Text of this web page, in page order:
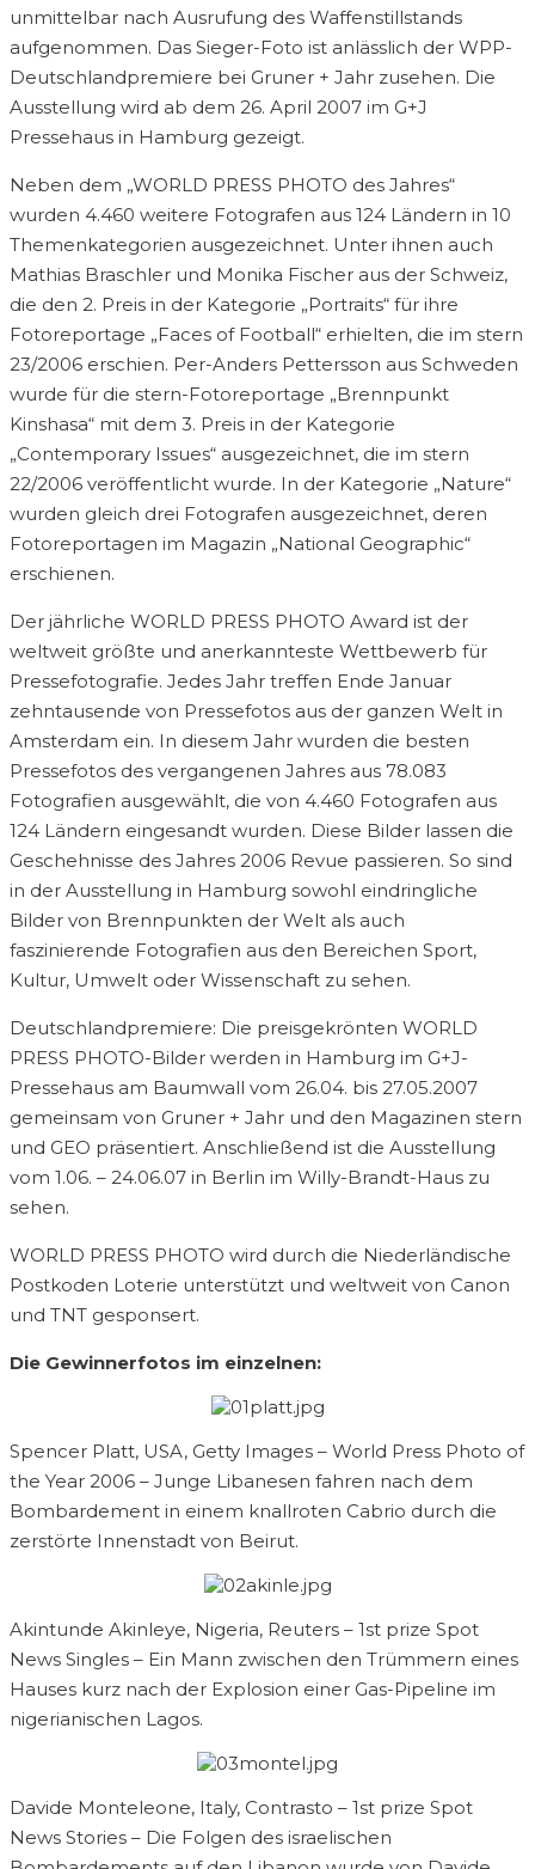
unmittelbar nach Ausrufung des Waffenstillstands
aufgenommen. Das Sieger-Foto ist anlässlich der WPP-
Deutschlandpremiere bei Gruner + Jahr zusehen. Die
Ausstellung wird ab dem 26. April 2007 im G+J
Pressehaus in Hamburg gezeigt.
Neben dem „WORLD PRESS PHOTO des Jahres“
wurden 4.460 weitere Fotografen aus 124 Ländern in 10
Themenkategorien ausgezeichnet. Unter ihnen auch
Mathias Braschler und Monika Fischer aus der Schweiz,
die den 2. Preis in der Kategorie „Portraits“ für ihre
Fotoreportage „Faces of Football“ erhielten, die im stern
23/2006 erschien. Per-Anders Pettersson aus Schweden
wurde für die stern-Fotoreportage „Brennpunkt
Kinshasa“ mit dem 3. Preis in der Kategorie
„Contemporary Issues“ ausgezeichnet, die im stern
22/2006 veröffentlicht wurde. In der Kategorie „Nature“
wurden gleich drei Fotografen ausgezeichnet, deren
Fotoreportagen im Magazin „National Geographic“
erschienen.
Der jährliche WORLD PRESS PHOTO Award ist der
weltweit größte und anerkannteste Wettbewerb für
Pressefotografie. Jedes Jahr treffen Ende Januar
zehntausende von Pressefotos aus der ganzen Welt in
Amsterdam ein. In diesem Jahr wurden die besten
Pressefotos des vergangenen Jahres aus 78.083
Fotografien ausgewählt, die von 4.460 Fotografen aus
124 Ländern eingesandt wurden. Diese Bilder lassen die
Geschehnisse des Jahres 2006 Revue passieren. So sind
in der Ausstellung in Hamburg sowohl eindringliche
Bilder von Brennpunkten der Welt als auch
faszinierende Fotografien aus den Bereichen Sport,
Kultur, Umwelt oder Wissenschaft zu sehen.
Deutschlandpremiere: Die preisgekrönten WORLD
PRESS PHOTO-Bilder werden in Hamburg im G+J-
Pressehaus am Baumwall vom 26.04. bis 27.05.2007
gemeinsam von Gruner + Jahr und den Magazinen stern
und GEO präsentiert. Anschließend ist die Ausstellung
vom 1.06. – 24.06.07 in Berlin im Willy-Brandt-Haus zu
sehen.
WORLD PRESS PHOTO wird durch die Niederländische
Postkoden Loterie unterstützt und weltweit von Canon
und TNT gesponsert.
Die Gewinnerfotos im einzelnen:
Spencer Platt, USA, Getty Images – World Press Photo of
the Year 2006 – Junge Libanesen fahren nach dem
Bombardement in einem knallroten Cabrio durch die
zerstörte Innenstadt von Beirut.
Akintunde Akinleye, Nigeria, Reuters – 1st prize Spot
News Singles – Ein Mann zwischen den Trümmern eines
Hauses kurz nach der Explosion einer Gas-Pipeline im
nigerianischen Lagos.
Davide Monteleone, Italy, Contrasto – 1st prize Spot
News Stories – Die Folgen des israelischen